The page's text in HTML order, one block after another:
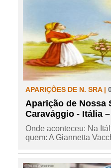
APARIÇÕES DE N. SRA |
Aparição de Nossa
Caravággio - Itália –
Onde aconteceu: Na
quem: A Giannetta